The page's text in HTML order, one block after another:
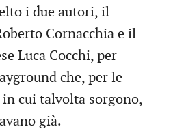
i due autori, il
Cornacchia e il
Luca Cocchi, per
che, per le
cui talvolta sorgono,
già.